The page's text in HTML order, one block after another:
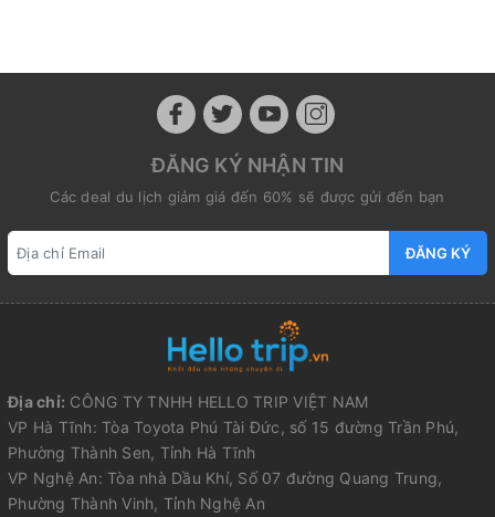
ĐĂNG KÝ NHẬN TIN
Các deal du lịch giảm giá đến 60% sẽ được gửi đến bạn
ĐĂNG KÝ
Địa chỉ: CÔNG TY TNHH HELLO TRIP VIỆT NAM
VP Hà Tĩnh: Tòa Toyota Phú Tài Đức, số 15 đường Trần Phú,
Phường Thành Sen, Tỉnh Hà Tĩnh
VP Nghệ An: Tòa nhà Dầu Khí, Số 07 đường Quang Trung,
Phường Thành Vinh, Tỉnh Nghệ An